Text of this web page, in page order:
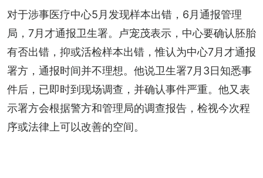
对于涉事医疗中心5月发现样本出错，6月通报管理
局，7月才通报卫生署。卢宠茂表示，中心要确认胚胎
有否出错，抑或活检样本出错，惟认为中心7月才通报
署方，通报时间并不理想。他说卫生署7月3日知悉事
件后，已即时到现场调查，并确认事件严重。他又表
示署方会根据警方和管理局的调查报告，检视今次程
序或法律上可以改善的空间。